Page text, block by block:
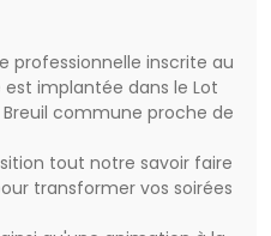
professionnelle inscrite au
dans le Lot
tout notre savoir faire
transformer vos soirées